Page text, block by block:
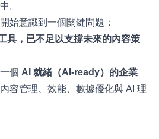
。
始意識到一個關鍵問題：
具，已不足以支撐未來的內容策
個 AI就緒（AI-ready）的企業
容管理、效能、數據優化與 AI 理